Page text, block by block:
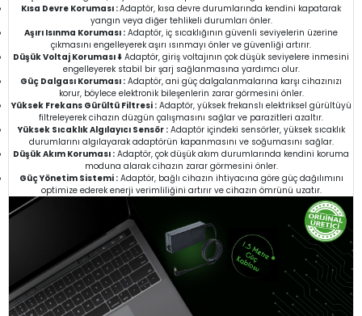
Kısa Devre Koruması :Adaptör, kısa devre durumlarında kendini kapatarak
yangın veya diğer tehlikeli durumları önler.
Aşırı Isınma Koruması : Adaptör, iç sıcaklığının güvenli seviyelerin üzerine
çıkmasını engelleyerek aşırı ısınmayı önler ve güvenliği artırır.
Düşük Voltaj Koruması ⬇️ Adaptör, giriş voltajının çok düşük seviyelere inmesini
engelleyerek stabil bir şarj sağlanmasına yardımcı olur.
Güç Dalgası Koruması : Adaptör, ani güç dalgalanmalarına karşı cihazınızı
korur, böylece elektronik bileşenlerin zarar görmesini önler.
Yüksek Frekans Gürültü Filtresi :Adaptör, yüksek frekanslı elektriksel gürültüyü
filtreleyerek cihazın düzgün çalışmasını sağlar ve parazitleri azaltır.
Yüksek Sıcaklık Algılayıcı Sensör :Adaptör içindeki sensörler, yüksek sıcaklık
durumlarını algılayarak adaptörün kapanmasını ve soğumasını sağlar.
Düşük Akım Koruması : Adaptör, çok düşük akım durumlarında kendini koruma
moduna alarak cihazın zarar görmesini önler.
Güç Yönetim Sistemi :Adaptör, bağlı cihazın ihtiyacına göre güç dağılımını
optimize ederek enerji verimliliğini artırır ve cihazın ömrünü uzatır.